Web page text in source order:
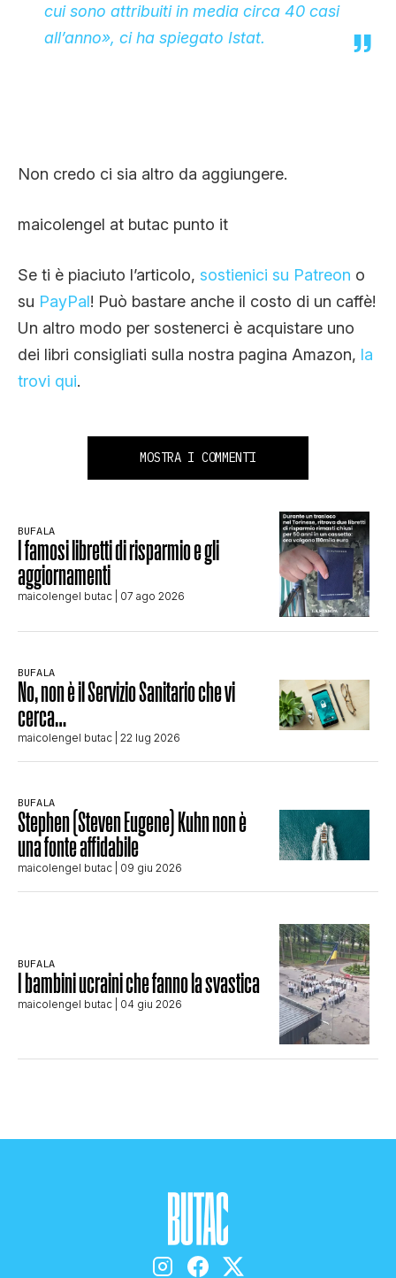
cui sono attribuiti in media circa 40 casi
all’anno», ci ha spiegato Istat.
Non credo ci sia altro da aggiungere.
maicolengel at butac punto it
Se ti è piaciuto l’articolo, sostienici su Patreon o
su PayPal! Può bastare anche il costo di un caffè!
Un altro modo per sostenerci è acquistare uno
dei libri consigliati sulla nostra pagina Amazon, la
trovi qui.
MOSTRA I COMMENTI
BUFALA
I famosi libretti di risparmio e gli
aggiornamenti
maicolengel butac | 07 ago 2026
BUFALA
No, non è il Servizio Sanitario che vi
cerca…
maicolengel butac | 22 lug 2026
BUFALA
Stephen (Steven Eugene) Kuhn non è
una fonte affidabile
maicolengel butac | 09 giu 2026
BUFALA
I bambini ucraini che fanno la svastica
maicolengel butac | 04 giu 2026